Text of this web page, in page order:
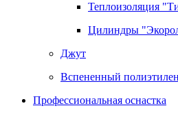
Теплоизоляция
Цилиндры
Джут
Вспененный полиэтилен
Профессиональная оснастка